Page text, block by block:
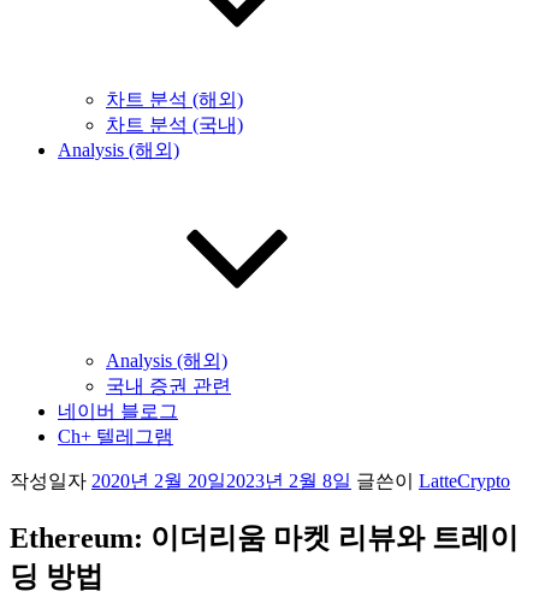
차트 분석 (해외)
차트 분석 (국내)
Analysis (해외)
Analysis (해외)
국내 증권 관련
네이버 블로그
Ch+ 텔레그램
작성일자 2020년 2월 20일2023년 2월 8일 글쓴이 LatteCrypto
Ethereum: 이더리움 마켓 리뷰와 트레이
딩 방법